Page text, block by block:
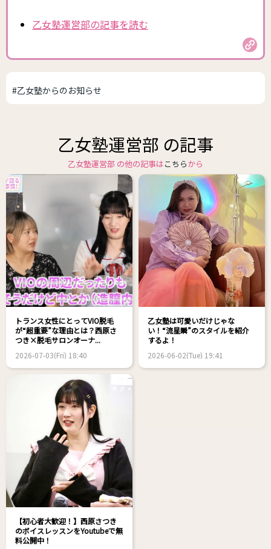
乙女塾運営部の記事を読む
#乙女塾からのお知らせ
乙女塾運営部 の記事
乙女塾運営部 の他の記事はこちらから
トランス女性にとってVIO脱毛
が“超重要”な理由とは？西原さ
つき×脱毛サロンオーナ...
2026-07-03(Fri) 18:40
乙女塾は可愛いだけじゃな
い！“流星瞬”のスタイルを紹介
するよ！
2026-06-02(Tue) 19:41
【初心者大歓迎！】西原さつき
のボイスレッスンをYoutubeで無
料公開中！